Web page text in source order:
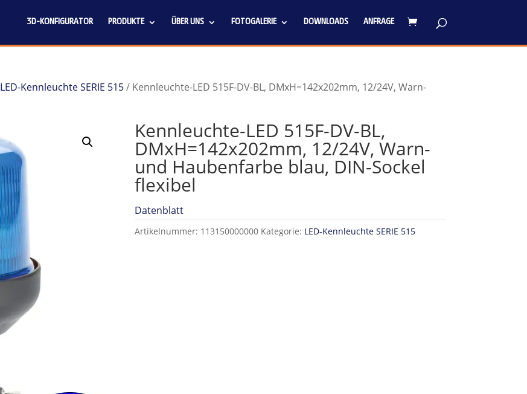
3D-KONFIGURATOR PRODUKTE ÜBER UNS FOTOGALERIE DOWNLOADS ANFRAGE
LED-Kennleuchte SERIE 515/ Kennleuchte-LED 515F-DV-BL, DMxH=142x202mm, 12/24V, Warn-
Kennleuchte-LED 515F-DV-BL,
DMxH=142x202mm, 12/24V, Warn-
und Haubenfarbe blau, DIN-Sockel
flexibel
Datenblatt
Artikelnummer: 113150000000 Kategorie: LED-Kennleuchte SERIE 515